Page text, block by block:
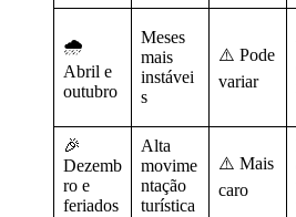
🌧️
Abril e
outubro
Meses
mais
instávei
s
⚠️ Pode
variar
🎉
Dezemb
ro e
feriados
Alta
movime
ntação
turística
⚠️ Mais
caro